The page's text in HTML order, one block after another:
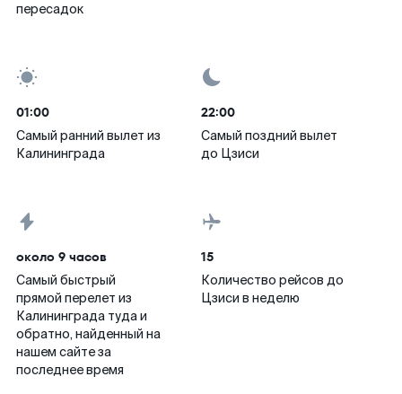
пересадок
01:00
Самый ранний вылет из
Калининграда
22:00
Самый поздний вылет
до Цзиси
около 9 часов
Самый быстрый
прямой перелет из
Калининграда туда и
обратно, найденный на
нашем сайте за
последнее время
15
Количество рейсов до
Цзиси в неделю